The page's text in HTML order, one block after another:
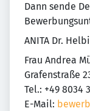
Dann sende
ANITA Dr.
Frau Andrea
Grafenstraße
Tel.: +49 8034
E-Mail: